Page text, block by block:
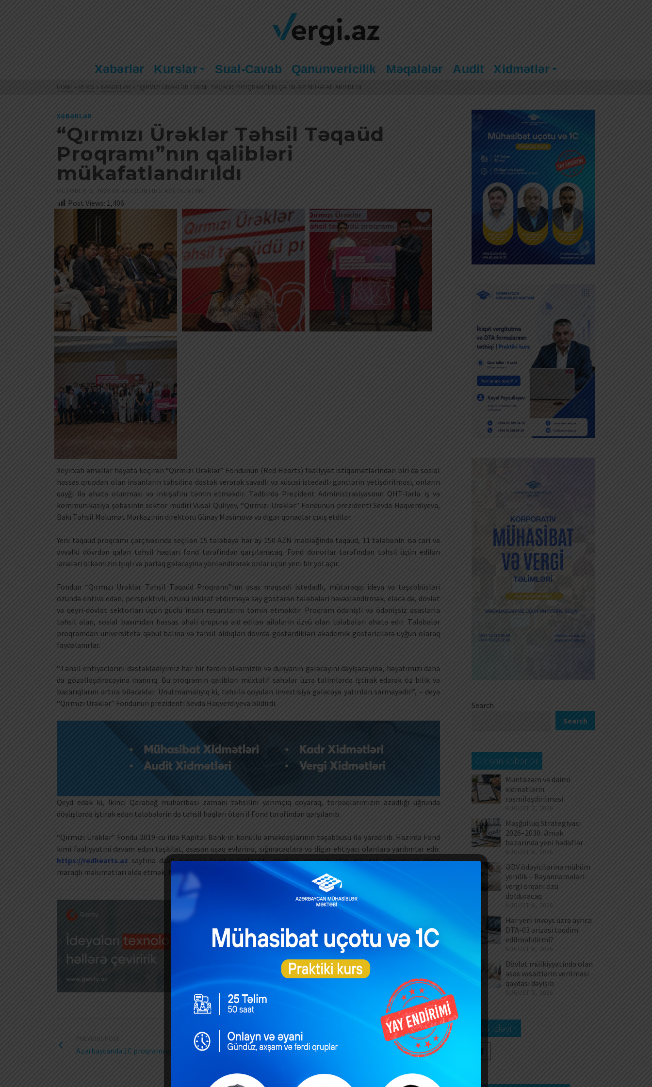
Xəbərlər Kurslar Sual-Cavab Qanunvericilik Məqalələr Audit Xidmətlər
HOME » VERGI » XƏBƏRLƏR » “QIRMIZI ÜRƏKLƏR TƏHSIL TƏQAÜD PROQRAMI”NIN QALIBLƏRI MÜKAFATLANDIRILDI
XƏBƏRLƏR
“Qırmızı Ürəklər Təhsil Təqaüd
Proqramı”nın qalibləri
mükafatlandırıldı
OCTOBER 3, 2022 BY ACCOUNTING ACCOUNTING
Post Views: 1,406
Xeyirxah əməllər həyata keçirən “Qırmızı Ürəklər” Fondunun (Red Hearts) fəaliyyət istiqamətlərindən biri də sosial
həssas qrupdan olan insanların təhsilinə dəstək verərək savadlı və xüsusi istedadlı gənclərin yetişdirilməsi, onların
qayğı ilə əhatə olunması və inkişafını təmin etməkdir. Tədbirdə Prezident Administrasiyasının QHT-lərlə iş və
kommunikasiya şöbəsinin sektor müdiri Vüsal Quliyev, “Qırmızı Ürəklər” Fondunun prezidenti Sevda Haqverdiyeva,
Bakı Təhsil Məlumat Mərkəzinin direktoru Günay Məsimova və digər qonaqlar çıxış etdilər.
Yeni təqaüd proqramı çərçivəsində seçilən 15 tələbəyə hər ay 150 AZN məbləğində təqaüd, 11 tələbənin isə cari və
əvvəlki dövrdən qalan təhsil haqları fond tərəfindən qarşılanacaq. Fond donorlar tərəfindən təhsil üçün edilən
ianələri ölkəmizin işıqlı və parlaq gələcəyinə yönləndirərək onlar üçün yeni bir yol açır.
Fondun “Qırmızı Ürəklər Təhsil Təqaüd Proqramı”nın əsas məqsədi istedadlı, mütərəqqi ideya və təşəbbüsləri
özündə ehtiva edən, perspektivli, özünü inkişaf etdirməyə səy göstərən tələbələri həvəsləndirmək, eləcə də, dövlət
və qeyri-dövlət sektorları üçün güclü insan resurslarını təmin etməkdir. Proqram ödənişli və ödənişsiz əsaslarla
təhsil alan, sosial baxımdan həssas əhali qrupuna aid edilən ailələrin üzvü olan tələbələri əhatə edir. Tələbələr
proqramdan universitetə qəbul balına və təhsil aldıqları dövrdə göstərdikləri akademik göstəricilərə uyğun olaraq
faydalanırlar.
“Təhsil ehtiyaclarını dəstəklədiyimiz hər bir fərdin ölkəmizin və dünyanın gələcəyini dəyişəcəyinə, həyatımızı daha
da gözəlləşdirəcəyinə inanırıq. Bu proqramın qalibləri müxtəlif sahələr üzrə təlimlərdə iştirak edərək öz bilik və
bacarıqlarını artıra biləcəklər. Unutmamalıyıq ki, təhsilə qoyulan investisiya gələcəyə yatırılan sərmayədir!”, – deyə
“Qırmızı Ürəklər” Fondunun prezidenti Sevda Haqverdiyeva bildirdi.
Qeyd edək ki, İkinci Qarabağ müharibəsi zamanı təhsilini yarımçıq qoyaraq, torpaqlarımızın azadlığı uğrunda
döyüşlərdə iştirak edən tələbələrin də təhsil haqları ötən il Fond tərəfindən qarşılanıb.
“Qırmızı Ürəklər” Fondu 2019-cu ildə Kapital Bank-ın könüllü əməkdaşlarının təşəbbüsü ilə yaradılıb. Hazırda Fond
kimi fəaliyyətini davam edən təşkilat, əsasən uşaq evlərinə, sığınacaqlara və digər ehtiyacı olanlara yardımlar edir.
https://redhearts.az saytına daxil olmaqla fondun fəaliyyəti, gördüyü xeyirxah işlər, gələcək planları və digər
maraqlı məlumatları əldə etmək, həmçinin “Cəmiyyət” bölməsinə daxil olub ianələr etmək olar.
PREVIOUS POST
Azərbaycanda 1C proqramı qadağan edilə bilərmi?
Fiziki şəxslərdən kənd təsərrüfatı malları hansı qaydada alınmalıdır?
Search
Search
Ən son xəbərlər
Müntəzəm və daimi
xidmətlərin
rəsmiləşdirilməsi
AUGUST 7, 2026
Məşğulluq Strategiyası
2026–2030: Əmək
bazarında yeni hədəflər
AUGUST 6, 2026
ƏDV ödəyicilərinə mühüm
yenilik – Bəyannamələri
vergi orqanı özü
dolduracaq
AUGUST 6, 2026
Hər yeni invoys üzrə ayrıca
DTA-03 ərizəsi təqdim
edilməlidirmi?
AUGUST 6, 2026
Dövlət mülkiyyətində olan
əsas vəsaitlərin verilməsi
qaydası dəyişib
AUGUST 5, 2026
Bizi izləyin